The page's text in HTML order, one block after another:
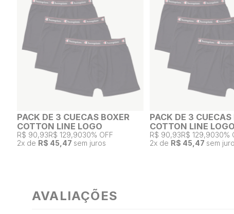
PACK DE 3 CUECAS BOXER
COTTON LINE LOGO
R$ 90,93R$ 129,9030% OFF
2x de R$ 45,47 sem juros
PACK DE 3 CUECAS
COTTON LINE LOGO
R$ 90,93R$ 129,9030%
2x de R$ 45,47 sem
AVALIAÇÕES